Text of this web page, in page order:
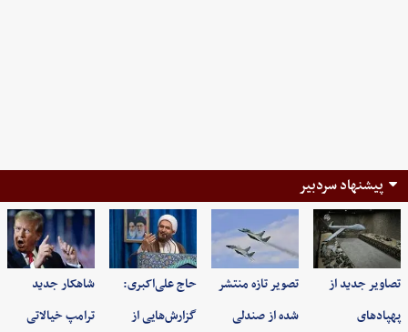
پیشنهاد سردبیر
تصاویر جدید از
پهپادهای
تصویر تازه منتشر
شده از صندلی
حاج علی‌اکبری:
گزارش‌هایی از
شاهکار جدید
ترامپ خیالاتی